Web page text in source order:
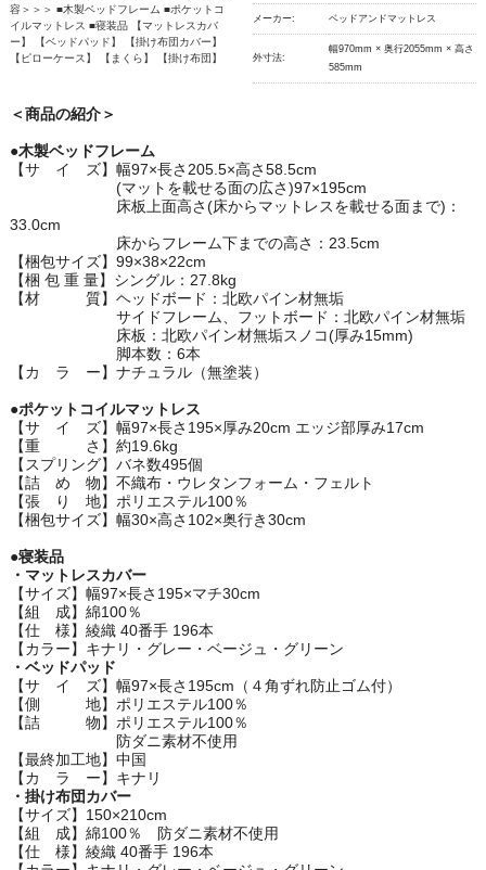
容＞＞＞ ■木製ベッドフレーム ■ポケットコ
イルマットレス ■寝装品 【マットレスカバ
ー】 【ベッドパッド】 【掛け布団カバー】
【ピローケース】 【まくら】 【掛け布団】
メーカー: ベッドアンドマットレス
外寸法:
幅970mm × 奥行2055mm × 高さ
585mm
＜商品の紹介＞
●木製ベッドフレーム
【サ イ ズ】幅97×長さ205.5×高さ58.5cm
(マットを載せる面の広さ)97×195cm
床板上面高さ(床からマットレスを載せる面まで)：
33.0cm
床からフレーム下までの高さ：23.5cm
【梱包サイズ】99×38×22cm
【梱 包 重 量】シングル：27.8kg
【材 質】ヘッドボード：北欧パイン材無垢
サイドフレーム、フットボード：北欧パイン材無垢
床板：北欧パイン材無垢スノコ(厚み15mm)
脚本数：6本
【カ ラ ー】ナチュラル（無塗装）
●ポケットコイルマットレス
【サ イ ズ】幅97×長さ195×厚み20cm エッジ部厚み17cm
【重 さ】約19.6kg
【スプリング】バネ数495個
【詰 め 物】不織布・ウレタンフォーム・フェルト
【張 り 地】ポリエステル100％
【梱包サイズ】幅30×高さ102×奥行き30cm
●寝装品
・マットレスカバー
【サイズ】幅97×長さ195×マチ30cm
【組 成】綿100％
【仕 様】綾織 40番手 196本
【カラー】キナリ・グレー・ベージュ・グリーン
・ベッドパッド
【サ イ ズ】幅97×長さ195cm（４角ずれ防止ゴム付）
【側 地】ポリエステル100％
【詰 物】ポリエステル100％
防ダニ素材不使用
【最終加工地】中国
【カ ラ ー】キナリ
・掛け布団カバー
【サイズ】150×210cm
【組 成】綿100％ 防ダニ素材不使用
【仕 様】綾織 40番手 196本